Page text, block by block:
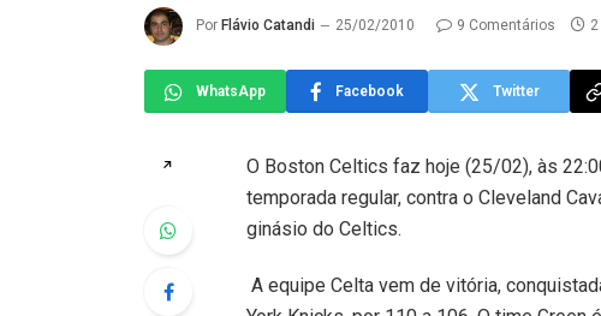
Por Flávio Catandi 25/02/2010 9 Comentários
WhatsApp Facebook Twitter
↗
O Boston Celtics faz hoje (25/02), às
temporada regular, contra o Cleveland
ginásio do Celtics.
A equipe Celta vem de vitória,